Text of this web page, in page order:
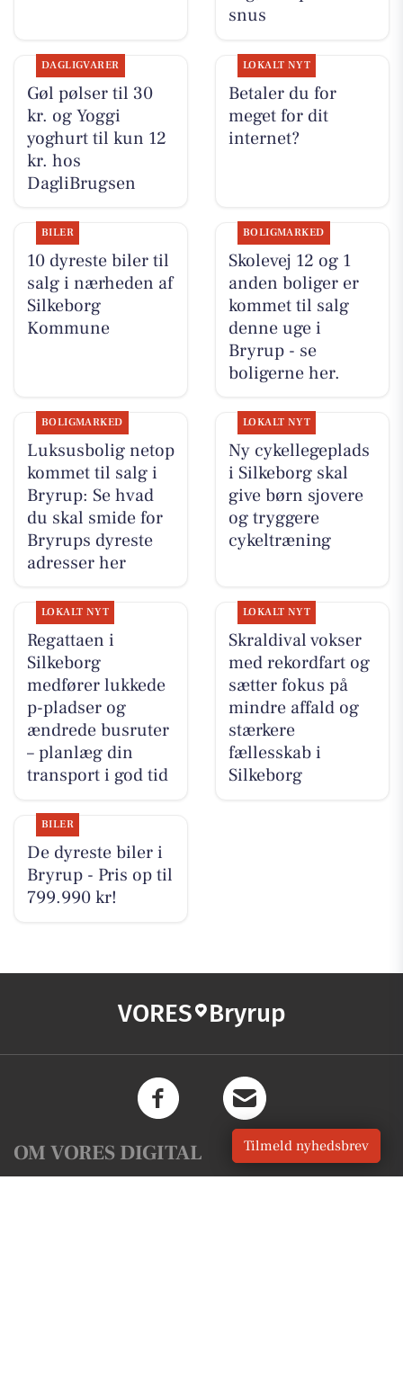
snus
DAGLIGVARER
Gøl pølser til 30
kr. og Yoggi
yoghurt til kun 12
kr. hos
DagliBrugsen
LOKALT NYT
Betaler du for
meget for dit
internet?
BILER
10 dyreste biler til
salg i nærheden af
Silkeborg
Kommune
BOLIGMARKED
Skolevej 12 og 1
anden boliger er
kommet til salg
denne uge i
Bryrup - se
boligerne her.
BOLIGMARKED
Luksusbolig netop
kommet til salg i
Bryrup: Se hvad
du skal smide for
Bryrups dyreste
adresser her
LOKALT NYT
Ny cykellegeplads
i Silkeborg skal
give børn sjovere
og tryggere
cykeltræning
LOKALT NYT
Regattaen i
Silkeborg
medfører lukkede
p-pladser og
ændrede busruter
– planlæg din
transport i god tid
LOKALT NYT
Skraldival vokser
med rekordfart og
sætter fokus på
mindre affald og
stærkere
fællesskab i
Silkeborg
BILER
De dyreste biler i
Bryrup - Pris op til
799.990 kr!
VORES Bryrup
OM VORES DIGITAL Tilmeld nyhedsbrev